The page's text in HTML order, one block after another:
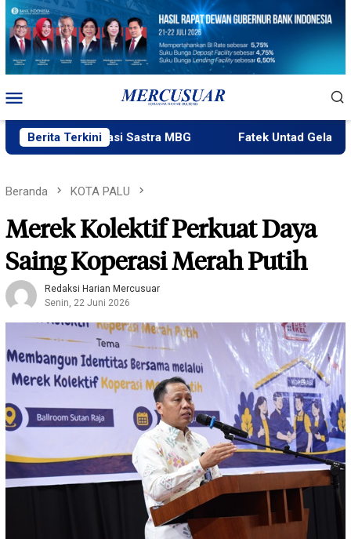
Loncat
konten
Mobile
Berita Terkini
Kreasi Sastra MBG Fatek Untad Gelar SAPA 2026
Beranda KOTA PALU
Merek Kolektif Perkuat Daya
Saing Koperasi Merah Putih
Redaksi Harian Mercusuar
Senin, 22 Juni 2026